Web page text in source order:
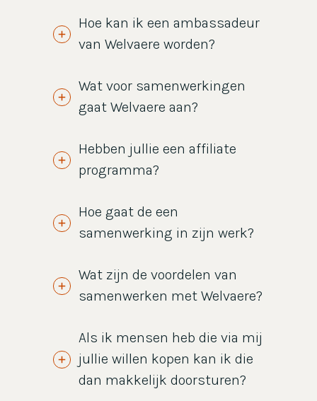
Hoe kan ik een ambassadeur
van Welvaere worden?
Wat voor samenwerkingen
gaat Welvaere aan?
Hebben jullie een affiliate
programma?
Hoe gaat de een
samenwerking in zijn werk?
Wat zijn de voordelen van
samenwerken met Welvaere?
Als ik mensen heb die via mij
jullie willen kopen kan ik die
dan makkelijk doorsturen?